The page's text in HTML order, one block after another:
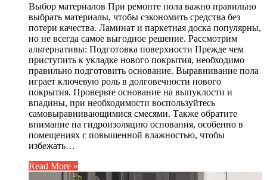
Выбор материалов При ремонте пола важно правильно
выбрать материалы, чтобы сэкономить средства без
потери качества. Ламинат и паркетная доска популярны,
но не всегда самое выгодное решение. Рассмотрим
альтернативы: Подготовка поверхности Прежде чем
приступить к укладке нового покрытия, необходимо
правильно подготовить основание. Выравнивание пола
играет ключевую роль в долговечности нового
покрытия. Проверьте основание на выпуклости и
впадины, при необходимости воспользуйтесь
самовыравнивающимися смесями. Также обратите
внимание на гидроизоляцию основания, особенно в
помещениях с повышенной влажностью, чтобы
избежать…
Read More »